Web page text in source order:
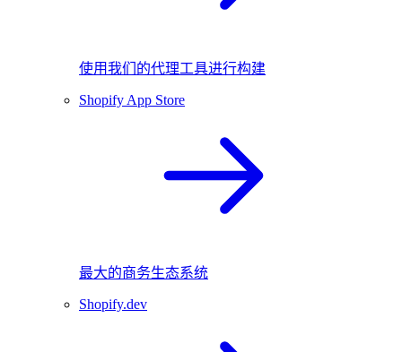
使用我们的代理工具进行构建
Shopify App Store
最大的商务生态系统
Shopify.dev